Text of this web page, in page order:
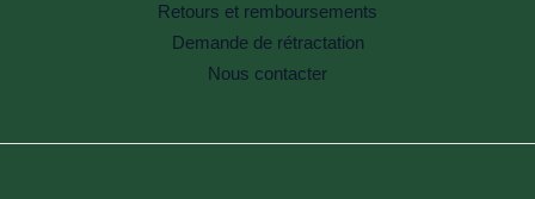
Retours et remboursements
Demande de rétractation
Nous contacter